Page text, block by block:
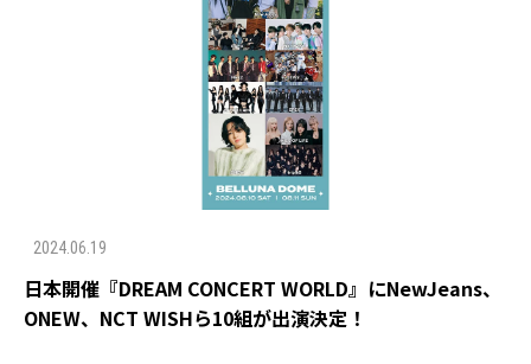
2024.06.19
日本開催『DREAM CONCERT WORLD』にNewJeans、
ONEW、NCT WISHら10組が出演決定！